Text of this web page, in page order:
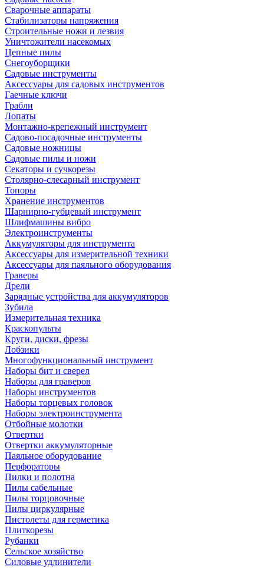
Сварочные аппараты
Стабилизаторы напряжения
Строительные ножи и лезвия
Уничтожители насекомых
Цепные пилы
Снегоуборщики
Садовые инструменты
Аксессуары для садовых инструментов
Гаечные ключи
Грабли
Лопаты
Монтажно-крепежный инструмент
Садово-посадочные инструменты
Садовые ножницы
Садовые пилы и ножи
Секаторы и сучкорезы
Столярно-слесарный инструмент
Топоры
Хранение инструментов
Шарнирно-губцевый инструмент
Шлифмашины вибро
Электроинструменты
Аккумуляторы для инструмента
Аксессуары для измерительной техники
Аксессуары для паяльного оборудования
Граверы
Дрели
Зарядные устройства для аккумуляторов
Зубила
Измерительная техника
Краскопульты
Круги, диски, фрезы
Лобзики
Многофункциональный инструмент
Наборы бит и сверел
Наборы для граверов
Наборы инструментов
Наборы торцевых головок
Наборы электроинструмента
Отбойные молотки
Отвертки
Отвертки аккумуляторные
Паяльное оборудование
Перфораторы
Пилки и полотна
Пилы сабельные
Пилы торцовочные
Пилы циркулярные
Пистолеты для герметика
Плиткорезы
Рубанки
Сельское хозяйство
Силовые удлинители